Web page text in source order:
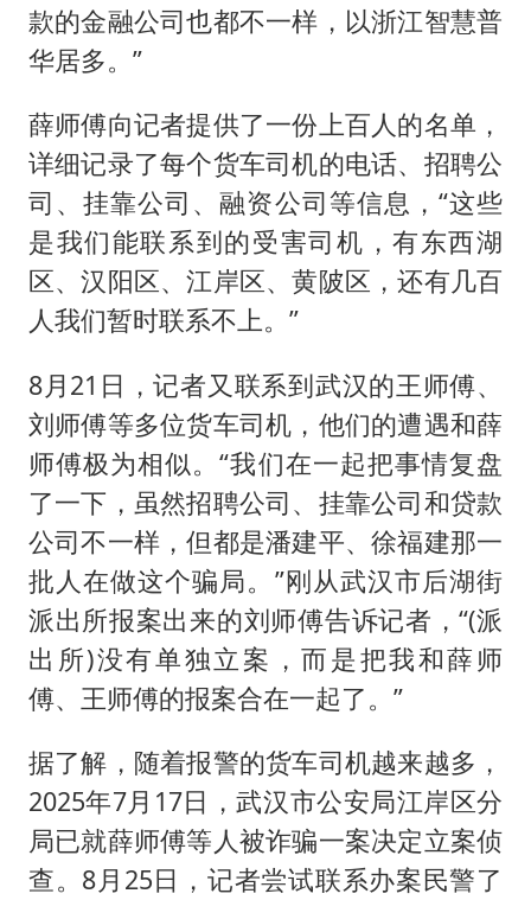
款的金融公司也都不一样，以浙江智慧普
华居多。”
薛师傅向记者提供了一份上百人的名单，
详细记录了每个货车司机的电话、招聘公
司、挂靠公司、融资公司等信息，“这些
是我们能联系到的受害司机，有东西湖
区、汉阳区、江岸区、黄陂区，还有几百
人我们暂时联系不上。”
8月21日，记者又联系到武汉的王师傅、
刘师傅等多位货车司机，他们的遭遇和薛
师傅极为相似。“我们在一起把事情复盘
了一下，虽然招聘公司、挂靠公司和贷款
公司不一样，但都是潘建平、徐福建那一
批人在做这个骗局。”刚从武汉市后湖街
派出所报案出来的刘师傅告诉记者，“(派
出所)没有单独立案，而是把我和薛师
傅、王师傅的报案合在一起了。”
据了解，随着报警的货车司机越来越多，
2025年7月17日，武汉市公安局江岸区分
局已就薛师傅等人被诈骗一案决定立案侦
查。8月25日，记者尝试联系办案民警了